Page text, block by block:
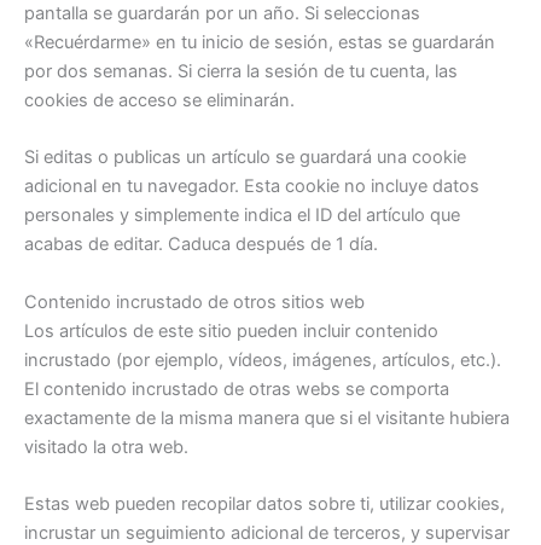
pantalla se guardarán por un año. Si seleccionas
«Recuérdarme» en tu inicio de sesión, estas se guardarán
por dos semanas. Si cierra la sesión de tu cuenta, las
cookies de acceso se eliminarán.
Si editas o publicas un artículo se guardará una cookie
adicional en tu navegador. Esta cookie no incluye datos
personales y simplemente indica el ID del artículo que
acabas de editar. Caduca después de 1 día.
Contenido incrustado de otros sitios web
Los artículos de este sitio pueden incluir contenido
incrustado (por ejemplo, vídeos, imágenes, artículos, etc.).
El contenido incrustado de otras webs se comporta
exactamente de la misma manera que si el visitante hubiera
visitado la otra web.
Estas web pueden recopilar datos sobre ti, utilizar cookies,
incrustar un seguimiento adicional de terceros, y supervisar